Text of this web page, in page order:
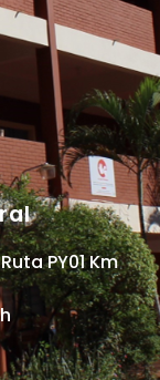
PY01 Km